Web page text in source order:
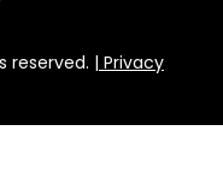
reserved. | Privacy